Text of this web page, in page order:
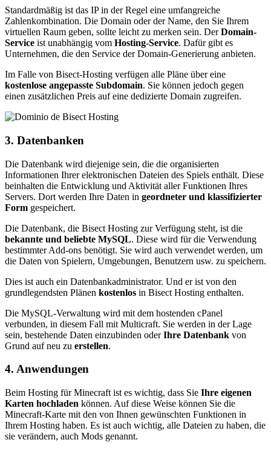
Standardmäßig ist das IP in der Regel eine umfangreiche
Zahlenkombination. Die Domain oder der Name, den Sie Ihrem
virtuellen Raum geben, sollte leicht zu merken sein. DerDomain-
Service ist unabhängig vom Hosting-Service. Dafür gibt es
Unternehmen, die den Service der Domain-Generierung anbieten.
Im Falle von Bisect-Hosting verfügen alle Pläne über eine
kostenlose angepasste Subdomain. Sie können jedoch gegen
einen zusätzlichen Preis auf eine dedizierte Domain zugreifen.
3. Datenbanken
Die Datenbank wird diejenige sein, die die organisierten
Informationen Ihrer elektronischen Dateien des Spiels enthält. Diese
beinhalten die Entwicklung und Aktivität aller Funktionen Ihres
Servers. Dort werden Ihre Daten in geordneter und klassifizierter
Form gespeichert.
Die Datenbank, die Bisect Hosting zur Verfügung steht, ist die
bekannte und beliebte MySQL. Diese wird für die Verwendung
bestimmter Add-ons benötigt. Sie wird auch verwendet werden, um
die Daten von Spielern, Umgebungen, Benutzern usw. zu speichern.
Dies ist auch ein Datenbankadministrator. Und er ist von den
grundlegendsten Plänen kostenlos in Bisect Hosting enthalten.
Die MySQL-Verwaltung wird mit dem hostenden cPanel
verbunden, in diesem Fall mit Multicraft. Sie werden in der Lage
sein, bestehende Daten einzubinden oderIhre Datenbank von
Grund auf neu zu erstellen.
4. Anwendungen
Beim Hosting für Minecraft ist es wichtig, dass Sie Ihre eigenen
Karten hochladen können. Auf diese Weise können Sie die
Minecraft-Karte mit den von Ihnen gewünschten Funktionen in
Ihrem Hosting haben. Es ist auch wichtig, alle Dateien zu haben, die
sie verändern, auch Mods genannt.